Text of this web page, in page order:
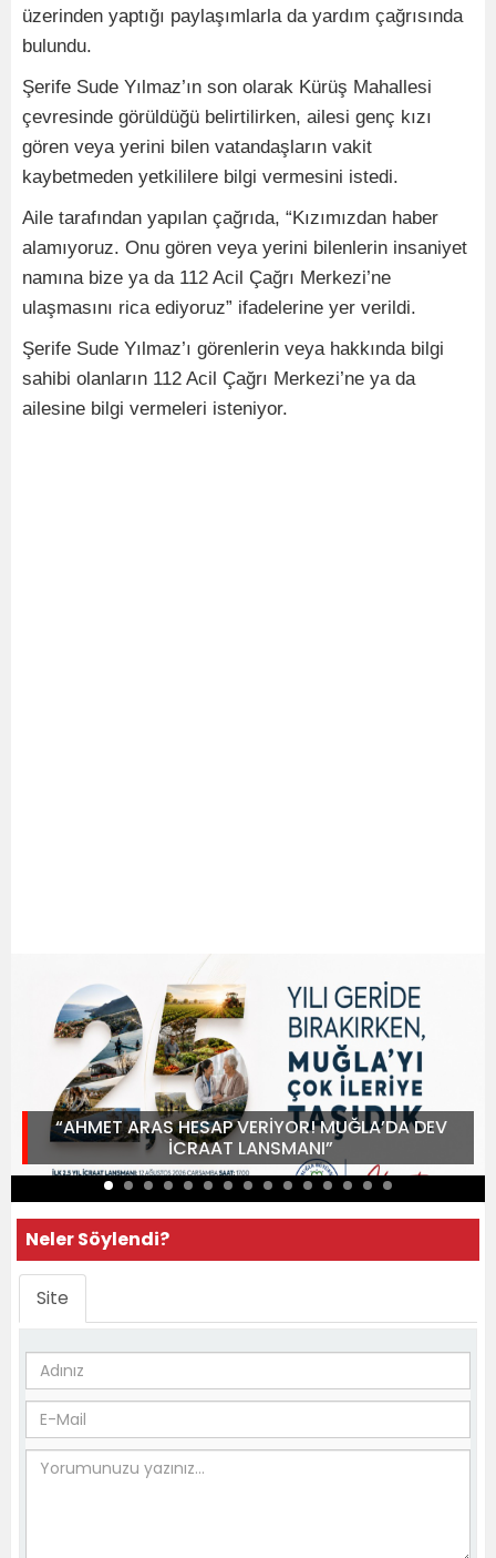
üzerinden yaptığı paylaşımlarla da yardım çağrısında
bulundu.
Şerife Sude Yılmaz’ın son olarak Kürüş Mahallesi
çevresinde görüldüğü belirtilirken, ailesi genç kızı
gören veya yerini bilen vatandaşların vakit
kaybetmeden yetkililere bilgi vermesini istedi.
Aile tarafından yapılan çağrıda, “Kızımızdan haber
alamıyoruz. Onu gören veya yerini bilenlerin insaniyet
namına bize ya da 112 Acil Çağrı Merkezi’ne
ulaşmasını rica ediyoruz” ifadelerine yer verildi.
Şerife Sude Yılmaz’ı görenlerin veya hakkında bilgi
sahibi olanların 112 Acil Çağrı Merkezi’ne ya da
ailesine bilgi vermeleri isteniyor.
“AHMET ARAS HESAP VERİYOR! MUĞLA’DA DEV
İCRAAT LANSMANI”
Neler Söylendi?
Site